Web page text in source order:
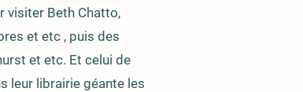
visiter Beth Chatto,
et etc , puis des
et etc. Et celui de
leur librairie géante les